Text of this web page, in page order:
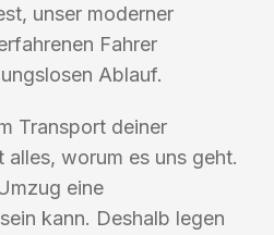
unser moderner
Fahrer
Ablauf.
Transport deiner
worum es uns geht.
eine
kann. Deshalb legen